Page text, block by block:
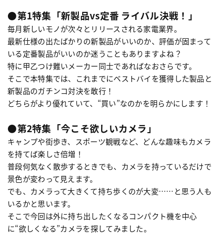
●第1特集「新製品vs定番 ライバル決戦！」
毎月新しいモノが次々とリリースされる家電業界。
最新仕様の出たばかりの新製品がいいのか、評価が固まって
いる定番製品がいいのか迷うこともありますよね？
特に甲乙つけ難いメーカー同士であればなおさらです。
そこで本特集では、これまでにベストバイを獲得した製品と
新製品のガチンコ対決を敢行！
どちらがより優れていて、“買い”なのかを明らかにします！
●第2特集「今こそ欲しいカメラ」
キャンプや街歩き、スポーツ観戦など、どんな趣味もカメラ
を持てば楽しさ倍増！
普段何気なく散歩するときでも、カメラを持っているだけで
景色が変わって見えます。
でも、カメラって大きくて持ち歩くのが大変……と思う人も
いるかと思います。
そこで今回は外に持ち出したくなるコンパクト機を中心
に“欲しくなる”カメラを探してみました。